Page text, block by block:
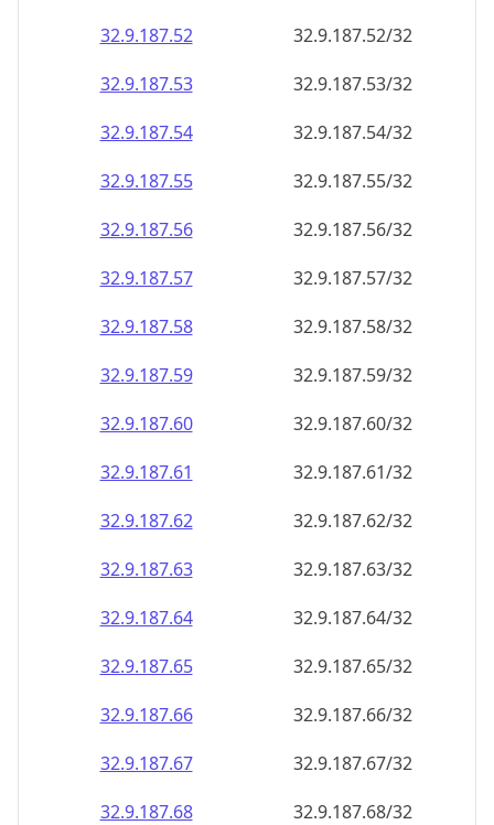
32.9.187.52
32.9.187.52/32
32.9.187.53
32.9.187.53/32
32.9.187.54
32.9.187.54/32
32.9.187.55
32.9.187.55/32
32.9.187.56
32.9.187.56/32
32.9.187.57
32.9.187.57/32
32.9.187.58
32.9.187.58/32
32.9.187.59
32.9.187.59/32
32.9.187.60
32.9.187.60/32
32.9.187.61
32.9.187.61/32
32.9.187.62
32.9.187.62/32
32.9.187.63
32.9.187.63/32
32.9.187.64
32.9.187.64/32
32.9.187.65
32.9.187.65/32
32.9.187.66
32.9.187.66/32
32.9.187.67
32.9.187.67/32
32.9.187.68
32.9.187.68/32